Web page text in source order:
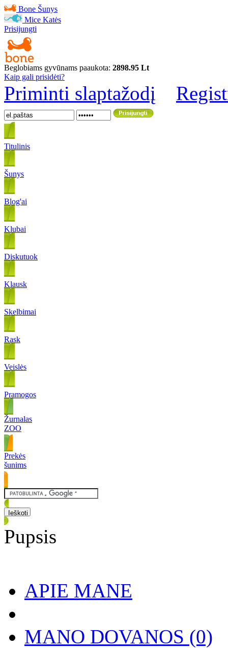
Bone Šunys
Mice Katės
Prisijungti
Beglobiams gyvūnams paaukota: 2898.95 Lt
Kaip gali prisidėti?
Priminti slaptažodį
Titulinis
Šunys
Blog'ai
Klubai
Diskutuok
Klausk
Skelbimai
Rask
Veislės
Pramogos
Žurnalas
ZOO
Prekės
šunims
Pupsis
APIE MANE
MANO DOVANOS (0)